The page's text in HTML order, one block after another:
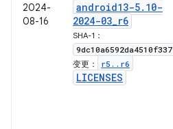
2024-
08-16
android13-5. 10-
2024-03_r6
SHA-1：
9dc10a6592da4510f337
变更： r5 . . r6
LICENSES